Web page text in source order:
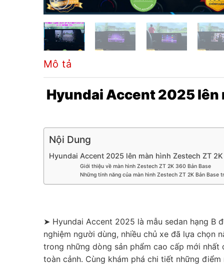
Mô tả
Hyundai Accent 2025 lên
Nội Dung
Hyundai Accent 2025 lên màn hình Zestech ZT
Giới thiệu về màn hình Zestech ZT 2K 360 Bản Base
Những tính năng của màn hình Zestech ZT 2K Bản Base
➤ Hyundai Accent 2025 là mẫu sedan hạng B
nghiệm người dùng, nhiều chủ xe đã lựa chọn
trong những dòng sản phẩm cao cấp mới
toàn cảnh. Cùng khám phá chi tiết những